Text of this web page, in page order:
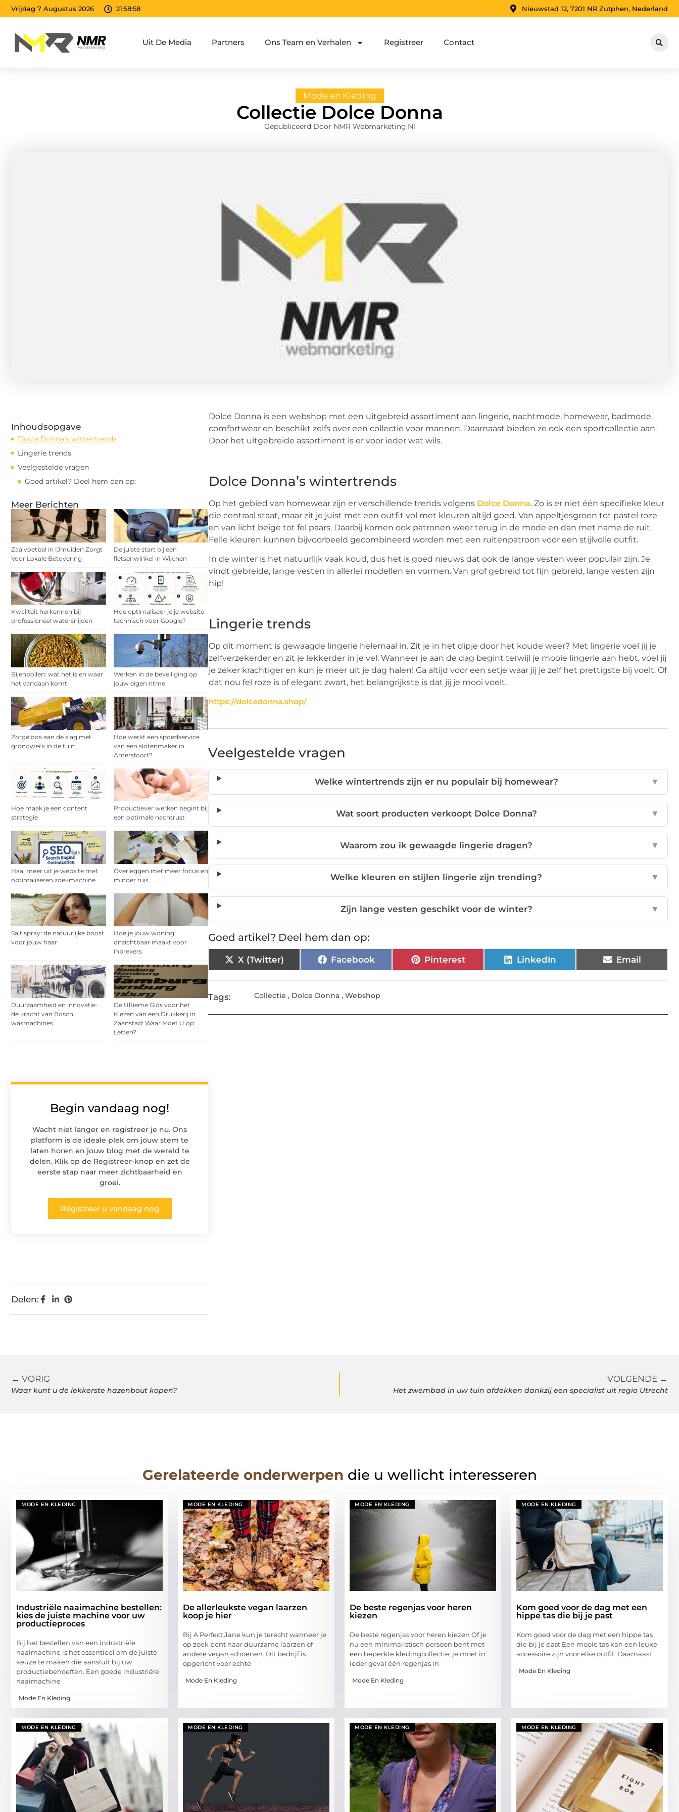
Vrijdag 7 Augustus 2026 21:58:59 Nieuwstad 12, 7201 NR Zutphen, Nederland
Uit De Media Partners Ons Team en Verhalen Registreer Contact
Mode en Kleding
Collectie Dolce Donna
Gepubliceerd Door NMR Webmarketing.nl
Inhoudsopgave
Dolce Donna’s wintertrends
Lingerie trends
Veelgestelde vragen
Goed artikel? Deel hem dan op:
Meer Berichten
Zaalvoetbal in IJmuiden Zorgt
Voor Lokale Betovering
De juiste start bij een
fietsenwinkel in Wijchen
Kwaliteit herkennen bij
professioneel watersnijden
Hoe optimaliseer je je website
technisch voor Google?
Bijenpollen: wat het is en waar
het vandaan komt
Werken in de beveiliging op
jouw eigen ritme
Zorgeloos aan de slag met
grondwerk in de tuin
Hoe werkt een spoedservice
van een slotenmaker in
Amersfoort?
Hoe maak je een content
strategie
Productiever werken begint bij
een optimale nachtrust
Haal meer uit je website met
optimaliseren zoekmachine
Overleggen met meer focus en
minder ruis
Salt spray: de natuurlijke boost
voor jouw haar
Hoe je jouw woning
onzichtbaar maakt voor
inbrekers
Duurzaamheid en innovatie:
de kracht van Bosch
wasmachines
De Ultieme Gids voor het
Kiezen van een Drukkerij in
Zaanstad: Waar Moet U op
Letten?
Begin vandaag nog!
Wacht niet langer en registreer je nu. Ons
platform is de ideale plek om jouw stem te
laten horen en jouw blog met de wereld te
delen. Klik op de Registreer-knop en zet de
eerste stap naar meer zichtbaarheid en
groei.
Registreer u vandaag nog
Delen:
Dolce Donna is een webshop met een uitgebreid assortiment aan lingerie, nachtmode, homewear, badmode,
comfortwear en beschikt zelfs over een collectie voor mannen. Daarnaast bieden ze ook een sportcollectie aan.
Door het uitgebreide assortiment is er voor ieder wat wils.
Dolce Donna’s wintertrends
Op het gebied van homewear zijn er verschillende trends volgens Dolce Donna. Zo is er niet één specifieke kleur
die centraal staat, maar zit je juist met een outfit vol met kleuren altijd goed. Van appeltjesgroen tot pastel roze
en van licht beige tot fel paars. Daarbij komen ook patronen weer terug in de mode en dan met name de ruit.
Felle kleuren kunnen bijvoorbeeld gecombineerd worden met een ruitenpatroon voor een stijlvolle outfit.
In de winter is het natuurlijk vaak koud, dus het is goed nieuws dat ook de lange vesten weer populair zijn. Je
vindt gebreide, lange vesten in allerlei modellen en vormen. Van grof gebreid tot fijn gebreid, lange vesten zijn
hip!
Lingerie trends
Op dit moment is gewaagde lingerie helemaal in. Zit je in het dipje door het koude weer? Met lingerie voel jij je
zelfverzekerder en zit je lekkerder in je vel. Wanneer je aan de dag begint terwijl je mooie lingerie aan hebt, voel jij
je zeker krachtiger en kun je meer uit je dag halen! Ga altijd voor een setje waar jij je zelf het prettigste bij voelt. Of
dat nou fel roze is of elegant zwart, het belangrijkste is dat jij je mooi voelt.
https://dolcedonna.shop/
Veelgestelde vragen
Welke wintertrends zijn er nu populair bij homewear? ▼
Wat soort producten verkoopt Dolce Donna? ▼
Waarom zou ik gewaagde lingerie dragen? ▼
Welke kleuren en stijlen lingerie zijn trending? ▼
Zijn lange vesten geschikt voor de winter? ▼
Goed artikel? Deel hem dan op:
X (Twitter) Facebook Pinterest LinkedIn Email
Tags: Collectie , Dolce Donna , Webshop
← VORIG
Waar kunt u de lekkerste hazenbout kopen?
VOLGENDE →
Het zwembad in uw tuin afdekken dankzij een specialist uit regio Utrecht
Gerelateerde onderwerpen die u wellicht interesseren
MODE EN KLEDING
Industriële naaimachine bestellen:
kies de juiste machine voor uw
productieproces
Bij het bestellen van een industriële
naaimachine is het essentieel om de juiste
keuze te maken die aansluit bij uw
productiebehoeften. Een goede industriële
naaimachine
Mode En Kleding
MODE EN KLEDING
De allerleukste vegan laarzen
koop je hier
Bij A Perfect Jane kun je terecht wanneer je
op zoek bent naar duurzame laarzen of
andere vegan schoenen. Dit bedrijf is
opgericht voor echte
Mode En Kleding
MODE EN KLEDING
De beste regenjas voor heren
kiezen
De beste regenjas voor heren kiezen Of je
nu een minimalistisch persoon bent met
een beperkte kledingcollectie, je moet in
ieder geval één regenjas in
Mode En Kleding
MODE EN KLEDING
Kom goed voor de dag met een
hippe tas die bij je past
Kom goed voor de dag met een hippe tas
die bij je past Een mooie tas kan een leuke
accessoire zijn voor elke outfit. Daarnaast
Mode En Kleding
MODE EN KLEDING MODE EN KLEDING MODE EN KLEDING MODE EN KLEDING